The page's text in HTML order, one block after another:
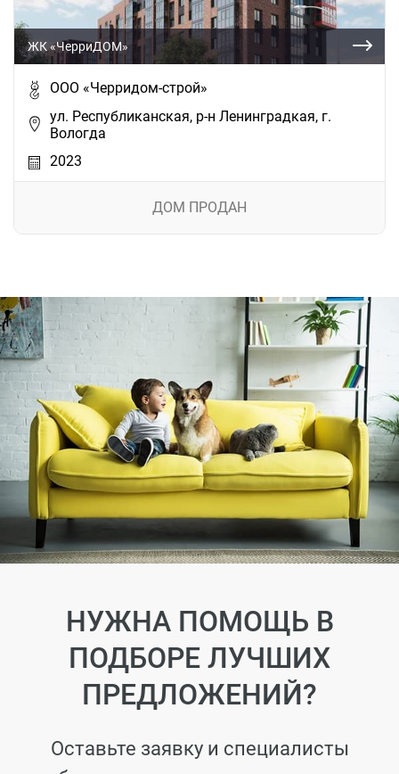
ЖК «ЧерриДОМ»
ООО «Черридом-строй»
ул. Республиканская, р-н Ленинградкая, г.
Вологда
2023
ДОМ ПРОДАН
НУЖНА ПОМОЩЬ В
ПОДБОРЕ ЛУЧШИХ
ПРЕДЛОЖЕНИЙ?
Оставьте заявку и специалисты